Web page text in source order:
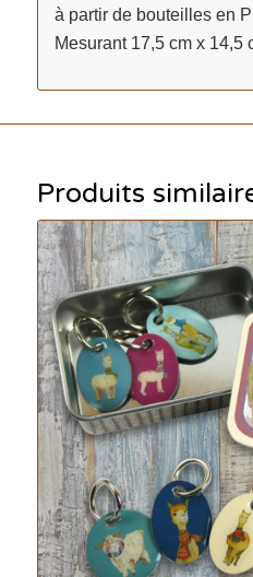
à partir de bouteilles en
Mesurant 17,5 cm x 14,5
Produits